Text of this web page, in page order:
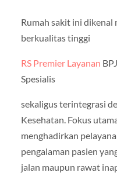
Rumah sakit ini dikenal
berkualitas tinggi
RS Premier Layanan
Spesialis
sekaligus terintegrasi
Kesehatan. Fokus
menghadirkan
pengalaman pasien
jalan maupun rawat